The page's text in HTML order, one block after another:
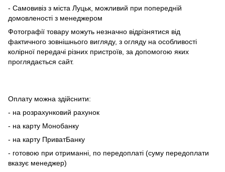
- Самовивіз з міста Луцьк, можливий при попередній
домовленості з менеджером
Фотографії товару можуть незначно відрізнятися від
фактичного зовнішнього вигляду, з огляду на особливості
колірної передачі різних пристроїв, за допомогою яких
проглядається сайт.
Оплату можна здійснити:
- на розрахунковий рахунок
- на карту Монобанку
- на карту ПриватБанку
- готовою при отриманні, по передоплаті (суму передоплати
вказує менеджер)